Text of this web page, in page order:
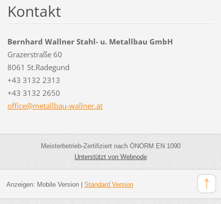
Kontakt
Bernhard Wallner Stahl- u. Metallbau GmbH
Grazerstraße 60
8061 St.Radegund
+43 3132 2313
+43 3132 2650
office@metallbau-wallner.at
Meisterbetrieb-Zertifiziert nach ÖNORM EN 1090
Unterstützt von Webnode
Anzeigen: Mobile Version| Standard Version